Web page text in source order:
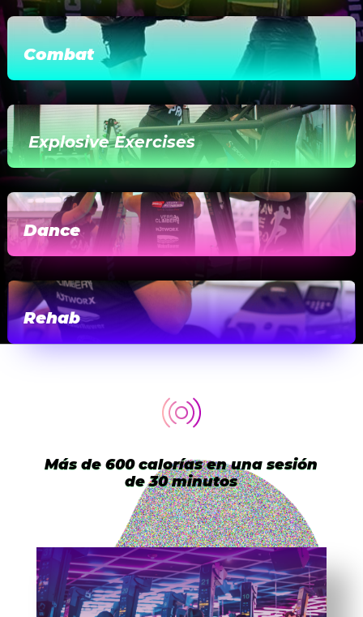
Combat
Explosive Exercises
Dance
Rehab
Más de 600 calorías en una sesión
de 30 minutos